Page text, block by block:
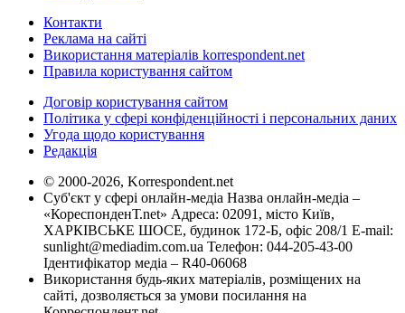
Контакти
Реклама на сайті
Використання матеріалів korrespondent.net
Правила користування сайтом
Договір користування сайтом
Політика у сфері конфіденційності і персональних даних
Угода щодо користування
Редакція
© 2000-2026, Korrespondent.net
Суб'єкт у сфері онлайн-медіа Назва онлайн-медіа –
«КореспонденТ.net» Адреса: 02091, місто Київ,
ХАРКІВСЬКЕ ШОСЕ, будинок 172-Б, офіс 208/1 E-mail:
sunlight@mediadim.com.ua Телефон: 044-205-43-00
Ідентифікатор медіа – R40-06068
Використання будь-яких матеріалів, розміщених на
сайті, дозволяється за умови посилання на